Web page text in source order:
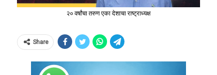
२० वर्षांचा तरुण एका देशाचा राष्ट्राध्यक्ष
Share